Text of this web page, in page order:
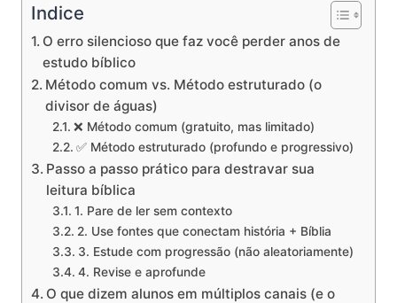
Indice
O erro silencioso que faz você perder anos de
estudo bíblico
Método comum vs. Método estruturado (o
divisor de águas)
❌ Método comum (gratuito, mas limitado)
✅ Método estruturado (profundo e progressivo)
Passo a passo prático para destravar sua
leitura bíblica
1. Pare de ler sem contexto
2. Use fontes que conectam história + Bíblia
3. Estude com progressão (não aleatoriamente)
4. Revise e aprofunde
O que dizem alunos em múltiplos canais (e o